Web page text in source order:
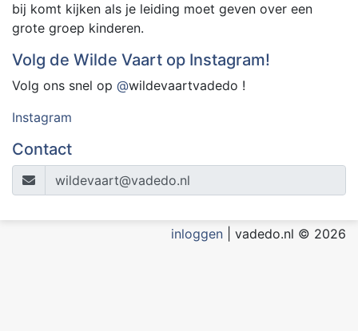
bij komt kijken als je leiding moet geven over een
grote groep kinderen.
Volg de Wilde Vaart op Instagram!
Volg ons snel op @wildevaartvadedo !
Instagram
Contact
wildevaart@vadedo.nl
inloggen | vadedo.nl © 2026